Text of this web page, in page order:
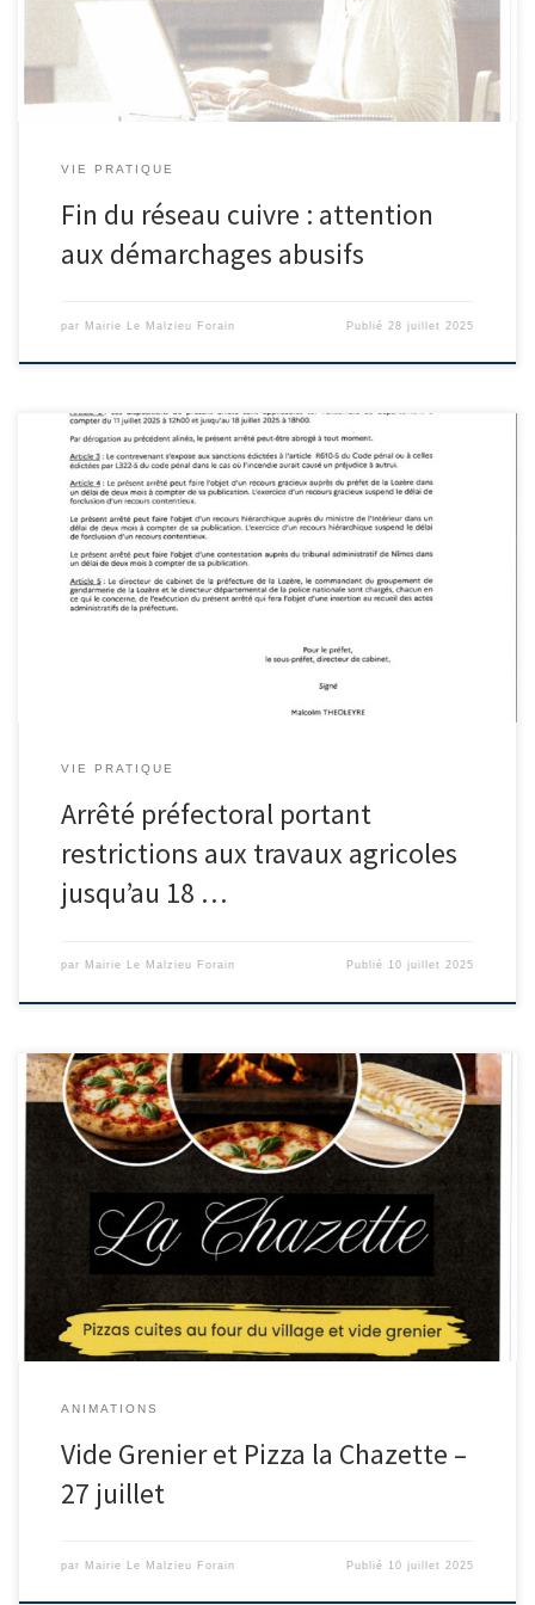
VIE PRATIQUE
Fin du réseau cuivre : attention
aux démarchages abusifs
par Mairie Le Malzieu Forain Publié 28 juillet 2025
VIE PRATIQUE
Arrêté préfectoral portant
restrictions aux travaux agricoles
jusqu’au 18 …
par Mairie Le Malzieu Forain Publié 10 juillet 2025
Dimanche 27 juillet c’est vide grenier et pizza à la Chazette.
Organisé par le comité des fêtes du Malzieu-Forain, n’hésitez pas
à venir l’emplacement est gratuit. Inscription au 07 82 34 45 48 ou
06 86 27 70 85. Ils vous attendent nombreux !!!
ANIMATIONS
Vide Grenier et Pizza la Chazette –
27 juillet
par Mairie Le Malzieu Forain Publié 10 juillet 2025